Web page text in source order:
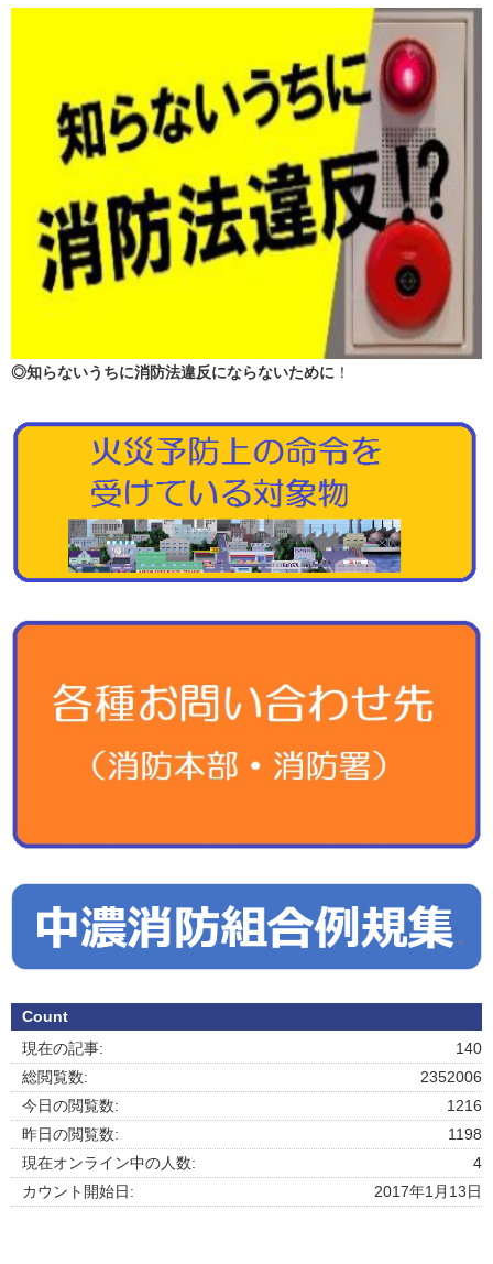
◎知らないうちに消防法違反にならないために ！
Count
140
現在の記事:
2352006
総閲覧数:
1216
今日の閲覧数:
1198
昨日の閲覧数:
4
現在オンライン中の人数:
2017年1月13日
カウント開始日: